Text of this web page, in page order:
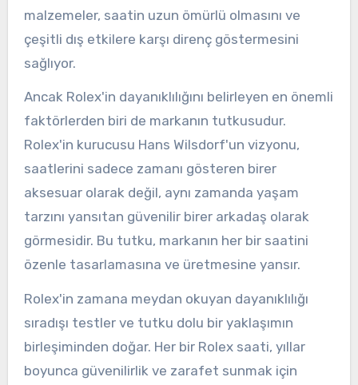
malzemeler, saatin uzun ömürlü olmasını ve
çeşitli dış etkilere karşı direnç göstermesini
sağlıyor.
Ancak Rolex'in dayanıklılığını belirleyen en önemli
faktörlerden biri de markanın tutkusudur.
Rolex'in kurucusu Hans Wilsdorf'un vizyonu,
saatlerini sadece zamanı gösteren birer
aksesuar olarak değil, aynı zamanda yaşam
tarzını yansıtan güvenilir birer arkadaş olarak
görmesidir. Bu tutku, markanın her bir saatini
özenle tasarlamasına ve üretmesine yansır.
Rolex'in zamana meydan okuyan dayanıklılığı
sıradışı testler ve tutku dolu bir yaklaşımın
birleşiminden doğar. Her bir Rolex saati, yıllar
boyunca güvenilirlik ve zarafet sunmak için